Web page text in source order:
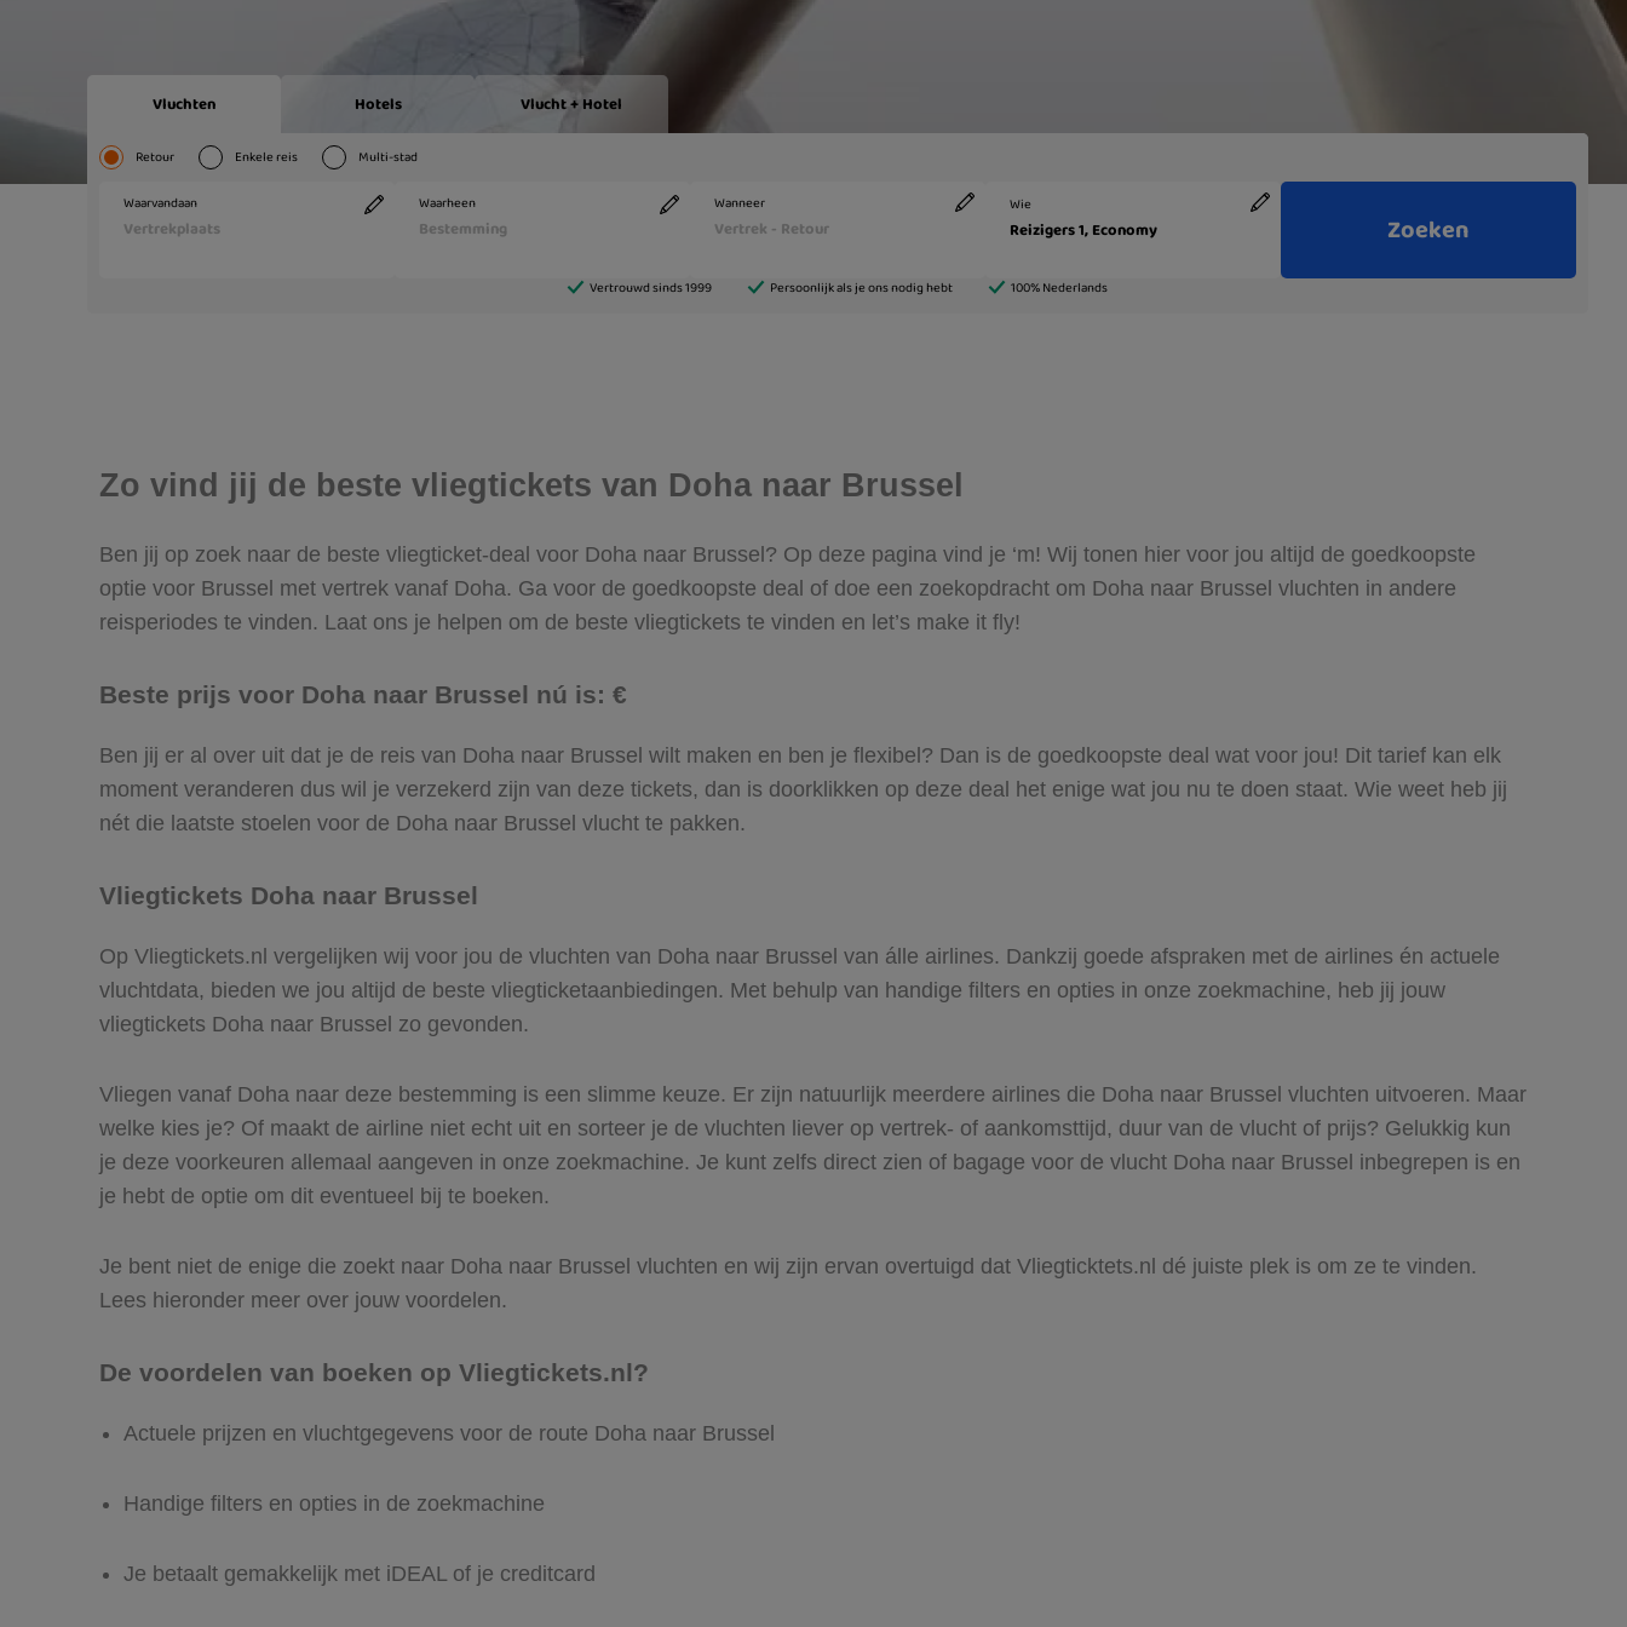
Zo vind jij de beste vliegtickets van Doha naar Brussel
Ben jij op zoek naar de beste vliegticket-deal voor Doha naar Brussel? Op deze pagina vind je ‘m! Wij tonen hier voor jou altijd de goedkoopste
optie voor Brussel met vertrek vanaf Doha. Ga voor de goedkoopste deal of doe een zoekopdracht om Doha naar Brussel vluchten in andere
reisperiodes te vinden. Laat ons je helpen om de beste vliegtickets te vinden en let’s make it fly!
Beste prijs voor Doha naar Brussel nú is: €
Ben jij er al over uit dat je de reis van Doha naar Brussel wilt maken en ben je flexibel? Dan is de goedkoopste deal wat voor jou! Dit tarief kan elk
moment veranderen dus wil je verzekerd zijn van deze tickets, dan is doorklikken op deze deal het enige wat jou nu te doen staat. Wie weet heb jij
nét die laatste stoelen voor de Doha naar Brussel vlucht te pakken.
Vliegtickets Doha naar Brussel
Op Vliegtickets.nl vergelijken wij voor jou de vluchten van Doha naar Brussel van álle airlines. Dankzij goede afspraken met de airlines én actuele
vluchtdata, bieden we jou altijd de beste vliegticketaanbiedingen. Met behulp van handige filters en opties in onze zoekmachine, heb jij jouw
vliegtickets Doha naar Brussel zo gevonden.
Vliegen vanaf Doha naar deze bestemming is een slimme keuze. Er zijn natuurlijk meerdere airlines die Doha naar Brussel vluchten uitvoeren. Maar
welke kies je? Of maakt de airline niet echt uit en sorteer je de vluchten liever op vertrek- of aankomsttijd, duur van de vlucht of prijs? Gelukkig kun
je deze voorkeuren allemaal aangeven in onze zoekmachine. Je kunt zelfs direct zien of bagage voor de vlucht Doha naar Brussel inbegrepen is en
je hebt de optie om dit eventueel bij te boeken.
Je bent niet de enige die zoekt naar Doha naar Brussel vluchten en wij zijn ervan overtuigd dat Vliegticktets.nl dé juiste plek is om ze te vinden.
Lees hieronder meer over jouw voordelen.
De voordelen van boeken op Vliegtickets.nl?
Actuele prijzen en vluchtgegevens voor de route Doha naar Brussel
Handige filters en opties in de zoekmachine
Je betaalt gemakkelijk met iDEAL of je creditcard